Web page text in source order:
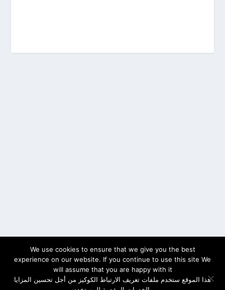
We use cookies to ensure that we give you the best
experience on our website. If you continue to use this site We
will assume that you are happy with it
هذا الموقع ستخدم ملفات تعريف الارتباط الكوكيز من أجل تحسين المزايا